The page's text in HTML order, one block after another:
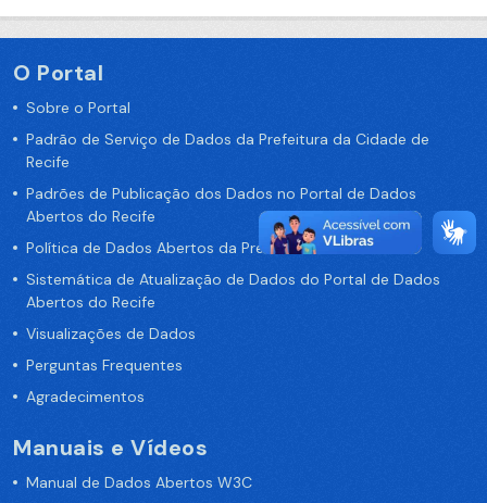
O Portal
Sobre o Portal
Padrão de Serviço de Dados da Prefeitura da Cidade de
Recife
Padrões de Publicação dos Dados no Portal de Dados
Abertos do Recife
Política de Dados Abertos da Prefeitura do Recife
Sistemática de Atualização de Dados do Portal de Dados
Abertos do Recife
Visualizações de Dados
Perguntas Frequentes
Agradecimentos
Manuais e Vídeos
Manual de Dados Abertos W3C